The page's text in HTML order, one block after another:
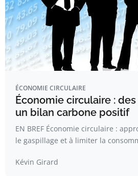
ÉCONOMIE CIRCULAIRE
Économie circulaire :
un bilan carbone positif
EN BREF Économie circulaire :
le gaspillage et à limiter la
Kévin Girard